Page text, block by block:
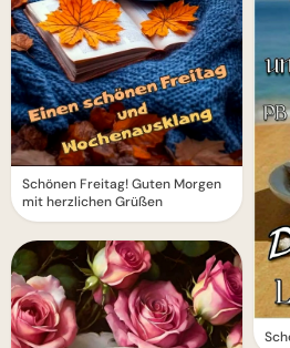
Schönen Freitag! Guten Morgen
mit herzlichen Grüßen